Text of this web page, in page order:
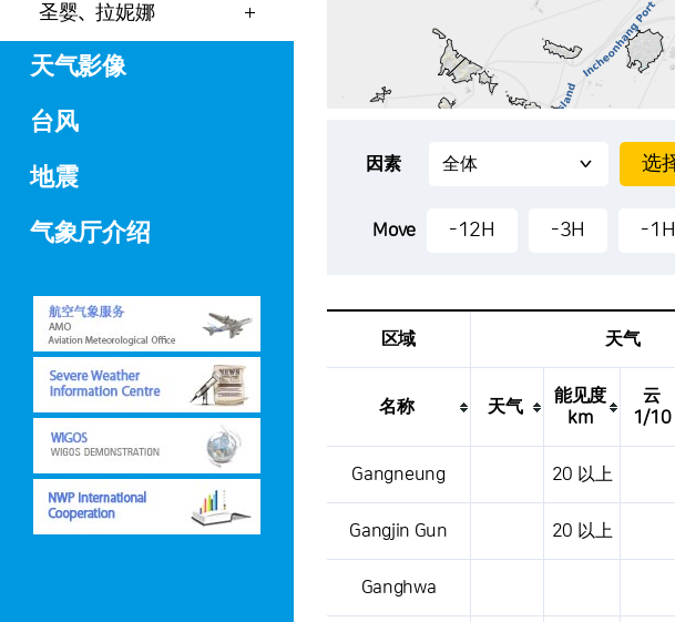
圣婴、拉妮娜
天气影像
台风
地震
气象厅介绍
因素
Move -12H -3H -1H
区域 天气
名称 天气
能见度
km
云
1/10
Gangneung 20 以上
Gangjin Gun 20 以上
Ganghwa